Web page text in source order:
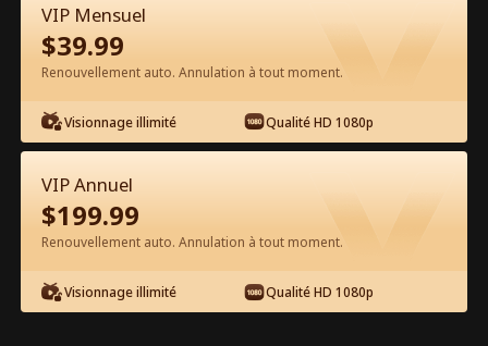
Épisode 42 - Marié à première vue
Film complet
1-50 51-89 Tous les épisodes
42
VIP Mensuel
$39.99
Renouvellement auto. Annulation à tout moment.
Visionnage illimité Qualité HD 1080p
VIP Annuel
$199.99
Renouvellement auto. Annulation à tout moment.
Visionnage illimité Qualité HD 1080p